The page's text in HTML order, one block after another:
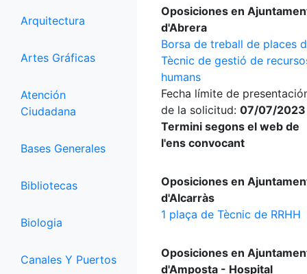
Arquitectura
Artes Gráficas
Atención
Ciudadana
Bases Generales
Bibliotecas
Biologia
Canales Y Puertos
Oposiciones en
d'Abrera
Borsa de treball de places
Tècnic de gestió de
humans
Fecha límite de
de la solicitud: 07/07/
Termini segons el web de
l'ens convocant
Oposiciones en
d'Alcarràs
1 plaça de Tècnic de RRHH
Oposiciones en
d'Amposta - Hospital